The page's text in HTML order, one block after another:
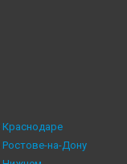
Краснодаре
Ростове-на-Дону